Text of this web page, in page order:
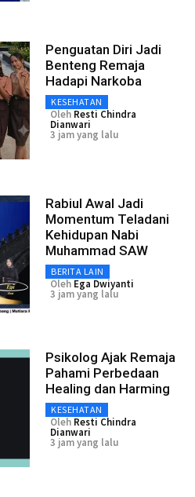
Penguatan Diri Jadi
Benteng Remaja
Hadapi Narkoba
KESEHATAN
Oleh Resti Chindra
Dianwari
3 jam yang lalu
Rabiul Awal Jadi
Momentum Teladani
Kehidupan Nabi
Muhammad SAW
BERITA LAIN
Oleh Ega Dwiyanti
3 jam yang lalu
Psikolog Ajak Remaja
Pahami Perbedaan
Healing dan Harming
KESEHATAN
Oleh Resti Chindra
Dianwari
3 jam yang lalu